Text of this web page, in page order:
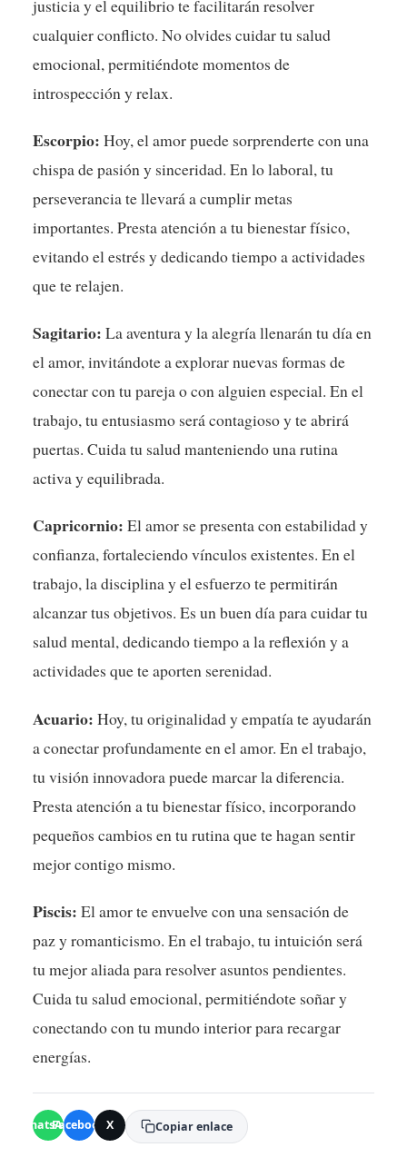
justicia y el equilibrio te facilitarán resolver
cualquier conflicto. No olvides cuidar tu salud
emocional, permitiéndote momentos de
introspección y relax.
Escorpio: Hoy, el amor puede sorprenderte con una
chispa de pasión y sinceridad. En lo laboral, tu
perseverancia te llevará a cumplir metas
importantes. Presta atención a tu bienestar físico,
evitando el estrés y dedicando tiempo a actividades
que te relajen.
Sagitario: La aventura y la alegría llenarán tu día en
el amor, invitándote a explorar nuevas formas de
conectar con tu pareja o con alguien especial. En el
trabajo, tu entusiasmo será contagioso y te abrirá
puertas. Cuida tu salud manteniendo una rutina
activa y equilibrada.
Capricornio: El amor se presenta con estabilidad y
confianza, fortaleciendo vínculos existentes. En el
trabajo, la disciplina y el esfuerzo te permitirán
alcanzar tus objetivos. Es un buen día para cuidar tu
salud mental, dedicando tiempo a la reflexión y a
actividades que te aporten serenidad.
Acuario: Hoy, tu originalidad y empatía te ayudarán
a conectar profundamente en el amor. En el trabajo,
tu visión innovadora puede marcar la diferencia.
Presta atención a tu bienestar físico, incorporando
pequeños cambios en tu rutina que te hagan sentir
mejor contigo mismo.
Piscis: El amor te envuelve con una sensación de
paz y romanticismo. En el trabajo, tu intuición será
tu mejor aliada para resolver asuntos pendientes.
Cuida tu salud emocional, permitiéndote soñar y
conectando con tu mundo interior para recargar
energías.
WhatsApp
Facebook X Copiar enlace